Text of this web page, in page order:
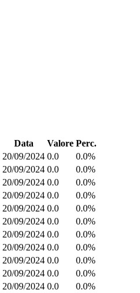
Data Valore Perc.
20/09/2024 0.0
0.0%
20/09/2024 0.0
0.0%
20/09/2024 0.0
0.0%
20/09/2024 0.0
0.0%
20/09/2024 0.0
0.0%
20/09/2024 0.0
0.0%
20/09/2024 0.0
0.0%
20/09/2024 0.0
0.0%
20/09/2024 0.0
0.0%
20/09/2024 0.0
0.0%
20/09/2024 0.0
0.0%